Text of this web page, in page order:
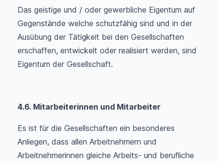
Das geistige und / oder gewerbliche Eigentum auf
Gegenstände welche schutzfähig sind und in der
Ausübung der Tätigkeit bei den Gesellschaften
erschaffen, entwickelt oder realisiert werden, sind
Eigentum der Gesellschaft.
4.6. Mitarbeiterinnen und Mitarbeiter
Es ist für die Gesellschaften ein besonderes
Anliegen, dass allen Arbeitnehmern und
Arbeitnehmerinnen gleiche Arbeits- und berufliche